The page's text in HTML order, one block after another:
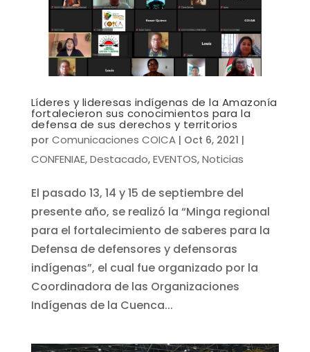
Líderes y lideresas indígenas de la Amazonía
fortalecieron sus conocimientos para la
defensa de sus derechos y territorios
por Comunicaciones COICA| Oct 6, 2021 |
CONFENIAE, Destacado, EVENTOS, Noticias
El pasado 13, 14 y 15 de septiembre del
presente año, se realizó la “Minga regional
para el fortalecimiento de saberes para la
Defensa de defensores y defensoras
indígenas”, el cual fue organizado por la
Coordinadora de las Organizaciones
Indígenas de la Cuenca...